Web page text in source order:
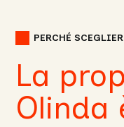
PERCHÉ
La
Olinda